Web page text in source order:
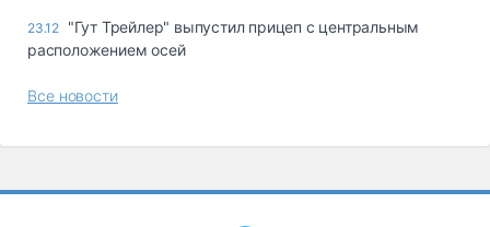
23.12 "Гут Трейлер" выпустил прицеп с центральным
расположением осей
Все новости